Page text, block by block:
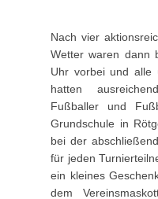
Nach vier
Wetter waren dann
Uhr vorbei und alle
hatten
Fußballer und
Grundschule in
bei der
für jeden
ein kleines
dem